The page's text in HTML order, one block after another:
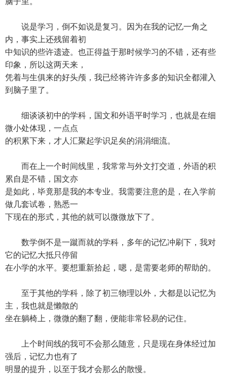
说是学习，倒不如说是复习。因为在我的记忆一角之
内，事实上还残留着初
中知识的些许遗迹。也正得益于那时候学习的不错，还有些
印象，所以这两天来，
凭着与生俱来的好头颅，我已经将许许多多的知识全都灌入
到脑子里了。
细谈谈初中的学科，国文和外语平时学习，也就是在细
微小处体现，一点点
的积累下来，才人汇聚起学识足矣的涓涓细流。
而在上一个时间线里，我常常与外文打交道，外语的积
累自是不错，国文亦
是如此，毕竟那是我的本专业。我需要注意的是，在入学前
做几套试卷，熟悉一
下现在的形式，其他的就可以微微放下了。
数学倒不是一蹴而就的学科，多年的记忆冲刷下，我对
它的记忆大抵只停留
在小学的水平。要想重新拾起，嗯，是需要老师的帮助的。
至于其他的学科，除了初三物理以外，大都是以记忆为
主，我也就是懒散的
坐在躺椅上，微微的翻了翻，便能非常轻易的记住。
上个时间线的我可不会那么随意，只是现在身体经过加
强后，记忆力也有了
明显的提升，以至于我才会那么的散慢。